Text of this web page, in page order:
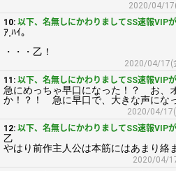
2020/04/
10: 以下、名無しにかわりましてSS速報VIP
ｱ,ﾊｲ。
・・・乙！
2020/04/17(
11: 以下、名無しにかわりましてSS速報VIP
急にめっちゃ早口になった！？ お、
か！？！ 急に早口で、大きな声にな
2020/04/
12: 以下、名無しにかわりましてSS速報VIP
乙
やはり前作主人公は本筋にはあまり絡
2020/04/